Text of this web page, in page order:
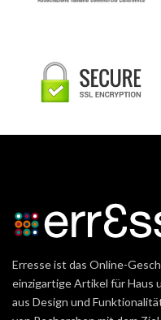
Erresse ist das Online-
einzigartige Artikel für Haus
aus Design und